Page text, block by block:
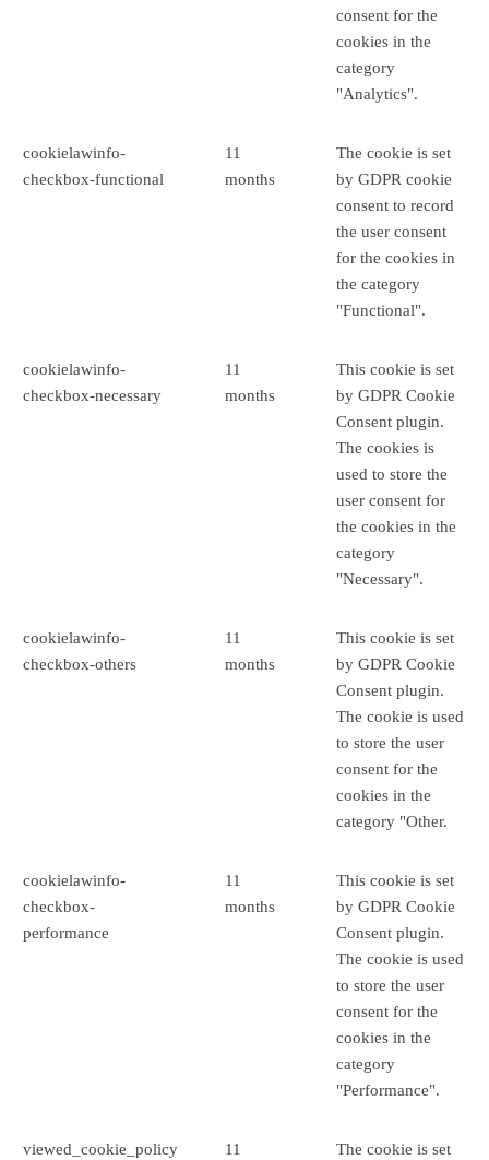
consent for the
cookies in the
category
"Analytics".
cookielawinfo-
checkbox-functional
11
months
The cookie is set
by GDPR cookie
consent to record
the user consent
for the cookies in
the category
"Functional".
cookielawinfo-
checkbox-necessary
11
months
This cookie is set
by GDPR Cookie
Consent plugin.
The cookies is
used to store the
user consent for
the cookies in the
category
"Necessary".
cookielawinfo-
checkbox-others
11
months
This cookie is set
by GDPR Cookie
Consent plugin.
The cookie is used
to store the user
consent for the
cookies in the
category "Other.
cookielawinfo-
checkbox-
performance
11
months
This cookie is set
by GDPR Cookie
Consent plugin.
The cookie is used
to store the user
consent for the
cookies in the
category
"Performance".
viewed_cookie_policy
11
The cookie is set